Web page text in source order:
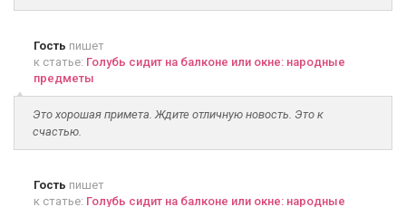
Гость пишет
к статье: Голубь сидит на балконе или окне: народные
предметы
Это хорошая примета. Ждите отличную новость. Это к
счастью.
Гость пишет
к статье: Голубь сидит на балконе или окне: народные